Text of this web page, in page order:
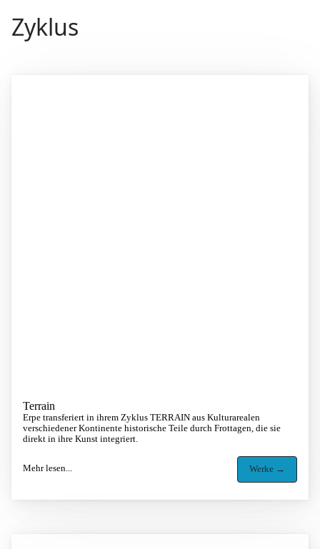
Zyklus
Terrain
Erpe transferiert in ihrem Zyklus TERRAIN aus Kulturarealen
verschiedener Kontinente historische Teile durch Frottagen, die sie
direkt in ihre Kunst integriert.
Mehr lesen... Werke →